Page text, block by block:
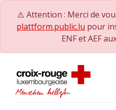
⚠️ Attention : Merci de
plattform.public.lu pour
ENF et AEF